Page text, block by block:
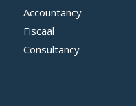
Accountancy
Fiscaal
Consultancy